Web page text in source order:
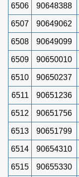
6506 90648388
6507 90649062
6508 90649099
6509 90650010
6510 90650237
6511 90651236
6512 90651756
6513 90651799
6514 90654310
6515 90655330